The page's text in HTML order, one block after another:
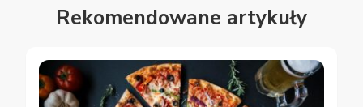
Rekomendowane artykuły